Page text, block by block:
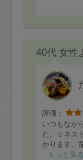
40代 女性
評価：
いつもなが
た。ミネス
かります。
もっと見る